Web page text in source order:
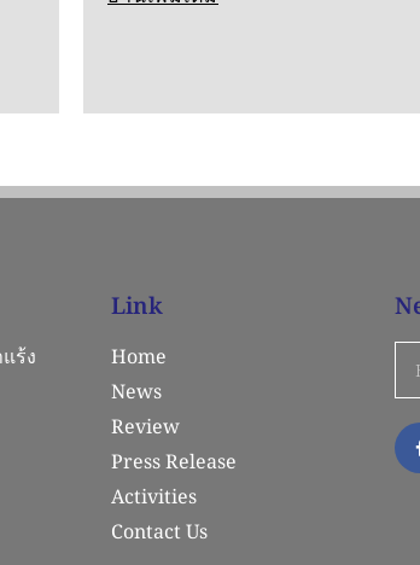
ร้ง
Link
Home
News
Review
Press Release
Activities
Contact Us